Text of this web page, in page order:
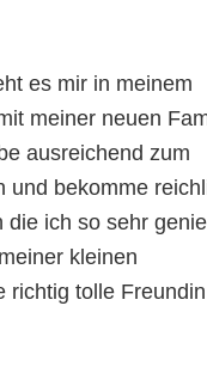
es mir in meinem
meiner neuen
ausreichend zum
und bekomme
die ich so sehr
kleinen
richtig tolle Freundin